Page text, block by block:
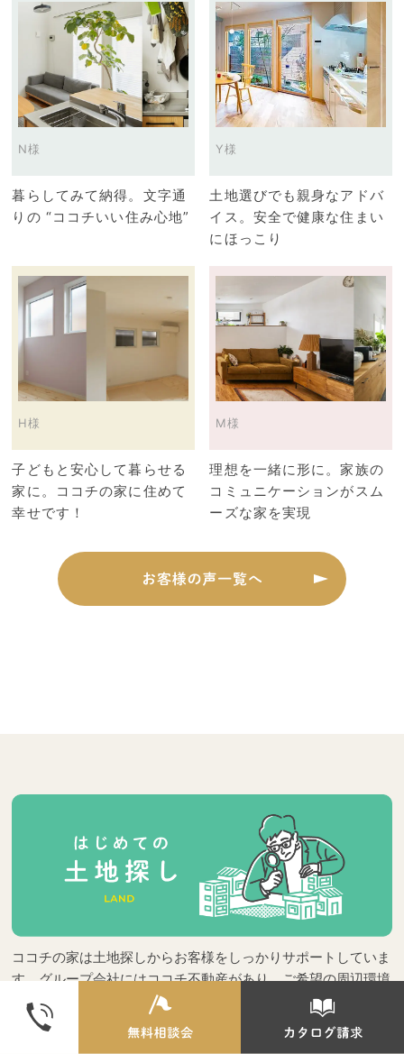
N様
暮らしてみて納得。文字通
りの “ココチいい住み心地”
Y様
土地選びでも親身なアドバ
イス。安全で健康な住まい
にほっこり
H様
子どもと安心して暮らせる
家に。ココチの家に住めて
幸せです！
M様
理想を一緒に形に。家族の
コミュニケーションがスム
ーズな家を実現
ココチの家は土地探しからお客様をしっかりサポートしていま
す。グループ会社にはココチ不動産があり、ご希望の周辺環境
やご予算などに合わせて建物を見据えたベストな土地探しをし
ていきましょう！